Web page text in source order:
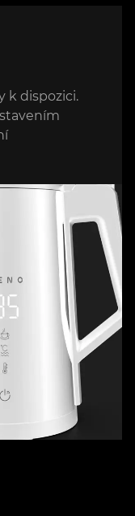
k dispozici.